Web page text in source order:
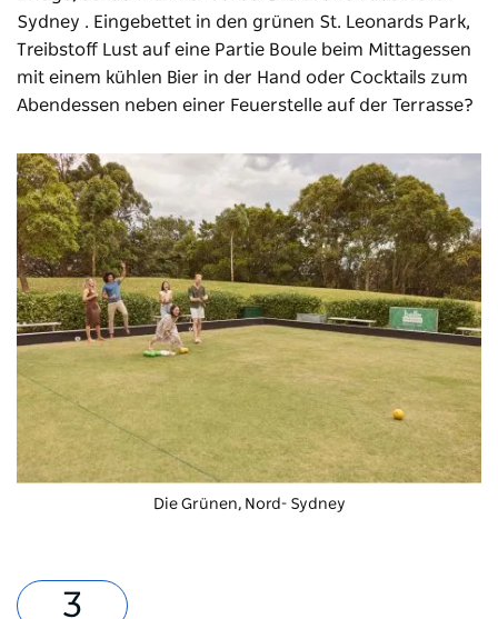
Sydney . Eingebettet in den grünen St. Leonards Park,
Treibstoff Lust auf eine Partie Boule beim Mittagessen
mit einem kühlen Bier in der Hand oder Cocktails zum
Abendessen neben einer Feuerstelle auf der Terrasse?
Die Grünen,Nord- Sydney